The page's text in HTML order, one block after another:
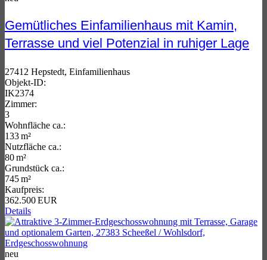
Gemütliches Einfamilienhaus mit Kamin,
Terrasse und viel Potenzial in ruhiger Lage
27412 Hepstedt, Einfamilienhaus
Objekt-ID:
IK2374
Zimmer:
3
Wohnfläche ca.:
133 m²
Nutzfläche ca.:
80 m²
Grund­stück ca.:
745 m²
Kaufpreis:
362.500 EUR
Details
neu